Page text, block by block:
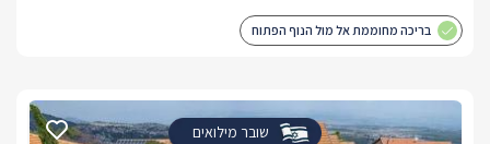
בריכה מחוממת אל מול הנוף הפתוח
שובר מילואים